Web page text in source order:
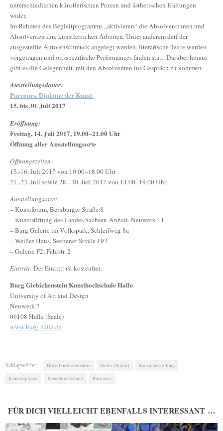
unterschiedlichen künstlerischen Praxen und ästhetischen Haltungen
wider.
Im Rahmen des Begleitprogramms „aktivieren“ die Absolventinnen und
Absolventen ihre künstlerischen Arbeiten. Unter anderem darf der
ausgestellte Autorenschmuck angelegt werden, literarische Texte werden
vorgetragen und ortsspezifische Performances finden statt. Darüber hinaus
gibt es die Gelegenheit, mit den Absolventen ins Gespräch zu kommen.
Ausstellungsdauer:
Parcours. Diplome der Kunst.
15. bis 30. Juli 2017
Eröffnung:
Freitag, 14. Juli 2017, 19.00–21.00 Uhr
Öffnung aller Ausstellungsorte
Öffnungszeiten:
15.-16. Juli 2017 von 10.00–18.00 Uhr
21.-23. Juli sowie 28.–30. Juli 2017 von 14.00–19.00 Uhr
Ausstellungsorte:
– Kunstforum, Bernburger Straße 8
– Kunststiftung des Landes Sachsen-Anhalt, Neuwerk 11
– Burg Galerie im Volkspark, Schleifweg 8a
– Weißes Haus, Seebener Straße 193
– Galerie F2, Fährstr. 2
Eintritt:Der Eintritt ist kostenfrei.
Burg Giebichenstein Kunsthochschule Halle
University of Art and Design
Neuwerk 7
06108 Halle (Saale)
www.burg-halle.de
Schlagwörter: Burg Giebichenstein Halle (Saale)
Kunstausstellung
Kunstdiplome
Kunsthochschule Parcours
FÜR DICH VIELLEICHT EBENFALLS INTERESSANT …